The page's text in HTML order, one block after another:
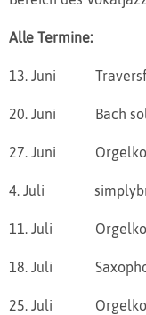
Alle Termine:
13. Juni
20. Juni Bach
27. Juni
4. Juli
11. Juli
18. Juli
25. Juli